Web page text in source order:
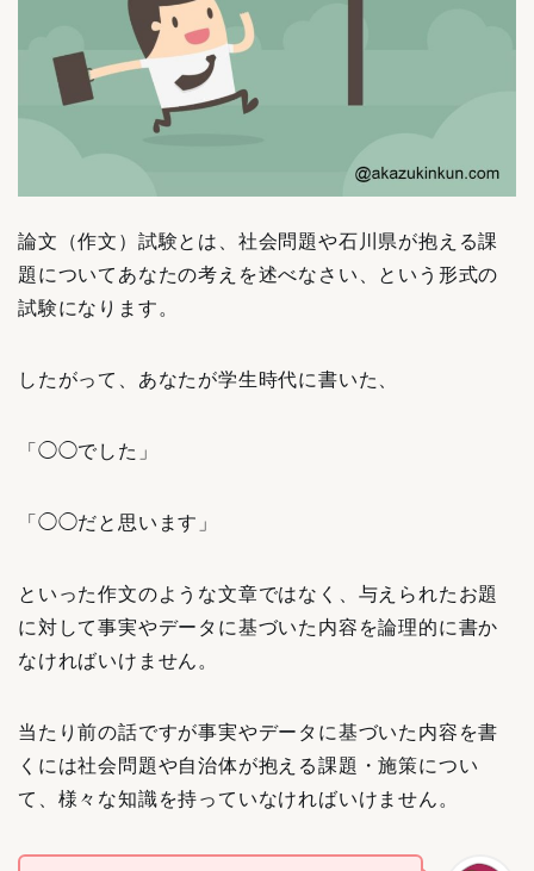
論文（作文）試験とは、社会問題や石川県が抱える課
題についてあなたの考えを述べなさい、という形式の
試験になります。
したがって、あなたが学生時代に書いた、
「◯◯でした」
「◯◯だと思います」
といった作文のような文章ではなく、与えられたお題
に対して事実やデータに基づいた内容を論理的に書か
なければいけません。
当たり前の話ですが事実やデータに基づいた内容を書
くには社会問題や自治体が抱える課題・施策につい
て、様々な知識を持っていなければいけません。